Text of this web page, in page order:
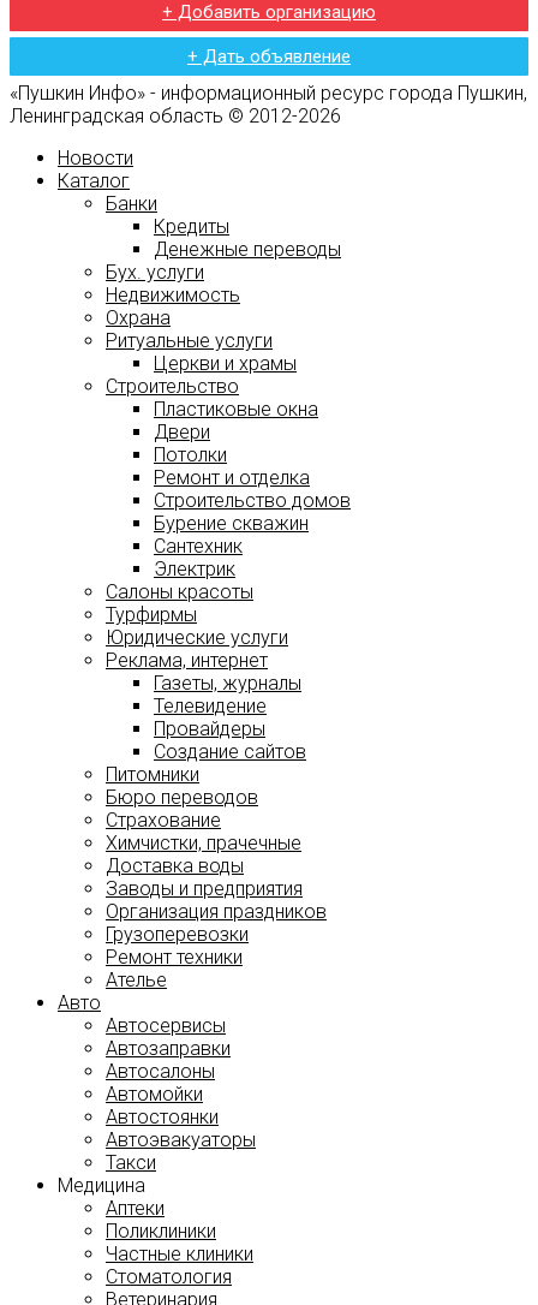
+ Добавить организацию
+ Дать объявление
«Пушкин Инфо» - информационный ресурс города Пушкин,
Ленинградская область © 2012-2026
Новости
Каталог
Банки
Кредиты
Денежные переводы
Бух. услуги
Недвижимость
Охрана
Ритуальные услуги
Церкви и храмы
Строительство
Пластиковые окна
Двери
Потолки
Ремонт и отделка
Строительство домов
Бурение скважин
Сантехник
Электрик
Салоны красоты
Турфирмы
Юридические услуги
Реклама, интернет
Газеты, журналы
Телевидение
Провайдеры
Создание сайтов
Питомники
Бюро переводов
Страхование
Химчистки, прачечные
Доставка воды
Заводы и предприятия
Организация праздников
Грузоперевозки
Ремонт техники
Ателье
Авто
Автосервисы
Автозаправки
Автосалоны
Автомойки
Автостоянки
Автоэвакуаторы
Такси
Медицина
Аптеки
Поликлиники
Частные клиники
Стоматология
Ветеринария